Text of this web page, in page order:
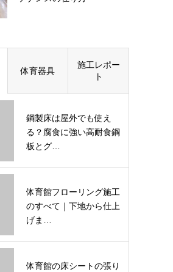
体育器具
施工レポー
ト
鋼製床は屋外でも使え
る？腐食に強い高耐食鋼
板とグ…
体育館フローリング施工
のすべて｜下地から仕上
げま…
体育館の床シートの張り